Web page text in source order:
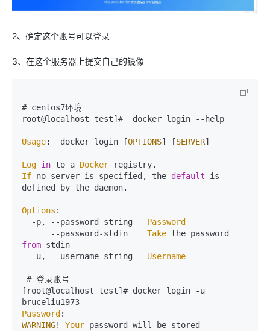
2、确定这个账号可以登录
3、在这个服务器上提交自己的镜像
# centos7环境
root@localhost test]#  docker login --help
Usage:  docker login [OPTIONS] [SERVER]
Log in to a Docker
If no server is specified, the default is
defined by the daemon.
Options :
  -p, --password string
Password
      --password-stdin
Take
from stdin
  -u, --username string
Username
[root@localhost test]# docker login -u
Password
WARNING! Your password will be stored